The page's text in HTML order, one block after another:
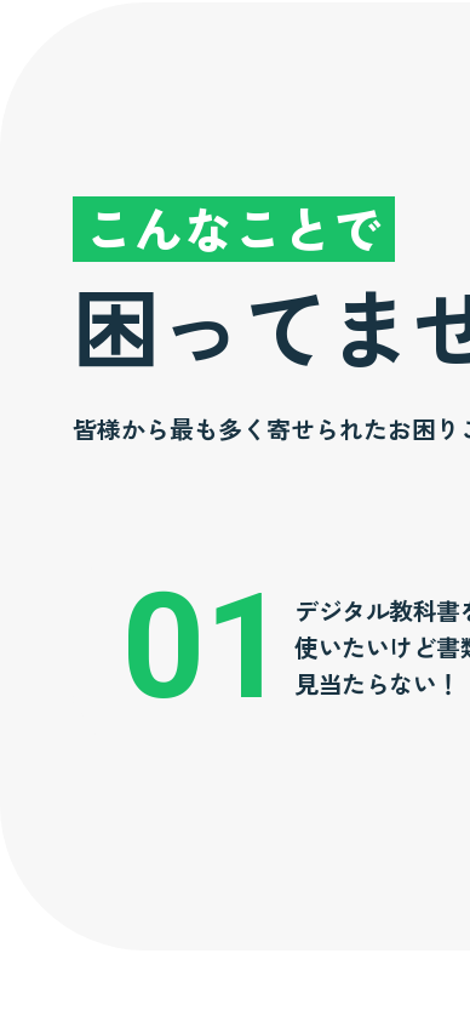
こんなことで
困ってま
皆様から最も多く寄せられたお困り
デジタル教科書
使いたいけど書
見当たらない！